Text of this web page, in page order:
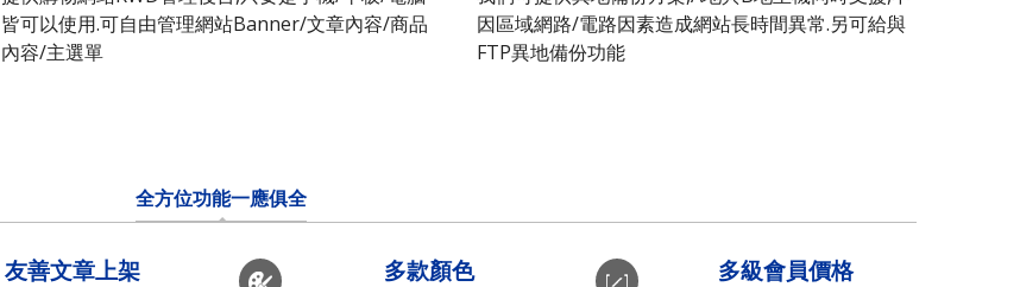
皆可以使用.可自由管理網站Banner/文章內容/商品
內容/主選單
因區域網路/電路因素造成網站長時間異常.另可給與
FTP異地備份功能
全方位功能一應俱全
友善文章上架 多款顏色 多級會員價格